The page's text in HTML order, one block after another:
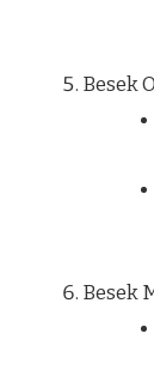
Besek
Besek